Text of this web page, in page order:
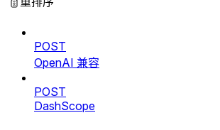
POST
OpenAI 兼容
POST
DashScope